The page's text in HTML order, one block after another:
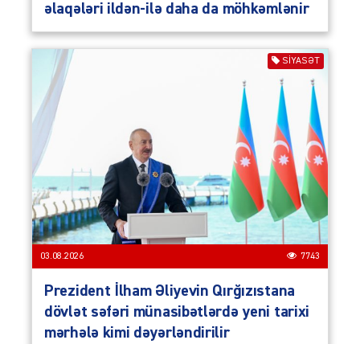
əlaqələri ildən-ilə daha da möhkəmlənir
SIYASƏT
03.08.2026 7743
Prezident İlham Əliyevin Qırğızıstana
dövlət səfəri münasibətlərdə yeni tarixi
mərhələ kimi dəyərləndirilir